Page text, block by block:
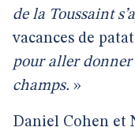
de la Toussaint
vacances de
pour aller donner
champs. »
Daniel Cohen et